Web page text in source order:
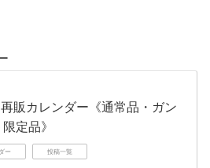
販カレンダー《通常品・ガン
定品》
ー 投稿一覧